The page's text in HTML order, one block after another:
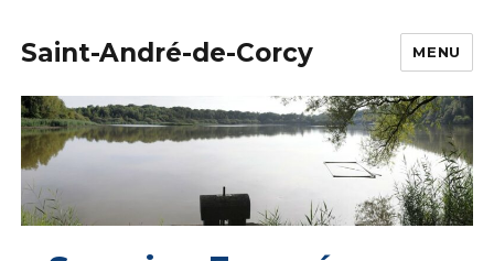
Saint-André-de-Corcy MENU